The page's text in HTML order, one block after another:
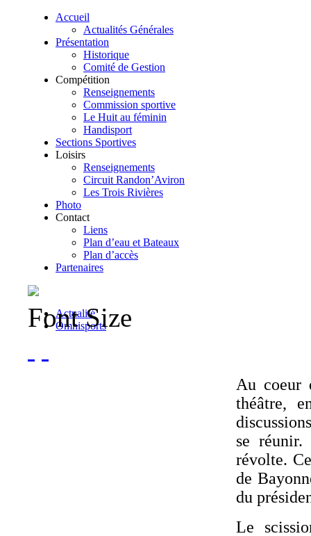
Accueil
Actualités Générales
Présentation
Historique
Comité de Gestion
Compétition
Renseignements
Commission sportive
Le Huit au féminin
Handisport
Sections Sportives
Loisirs
Renseignements
Circuit Randon’Aviron
Les Trois Rivières
Photo
Contact
Liens
Plan d’eau et Bateaux
Plan d’accès
Partenaires
Actualité
Omnisports
Font Size
Au coeur
théâtre,
se
révolte.
de
du
Le